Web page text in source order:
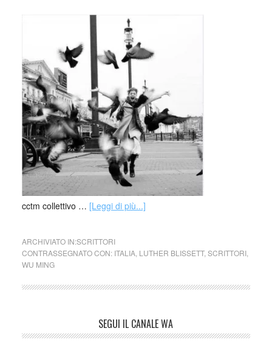
cctm collettivo … [Leggi di più...]
ARCHIVIATO IN:SCRITTORI
CONTRASSEGNATO CON: ITALIA, LUTHER BLISSETT, SCRITTORI,
WU MING
SEGUI IL CANALE WA